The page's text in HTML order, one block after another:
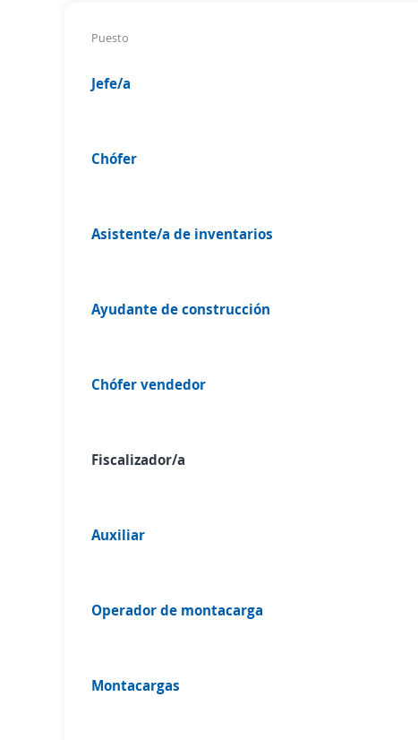
Puesto
Jefe/a
Chófer
Asistente/a de inventarios
Ayudante de construcción
Chófer vendedor
Fiscalizador/a
Auxiliar
Operador de montacarga
Montacargas